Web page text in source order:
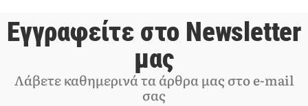
Εγγραφείτε στο Newsletter
μας
Λάβετε καθημερινά τα άρθρα μας στο e-mail
σας